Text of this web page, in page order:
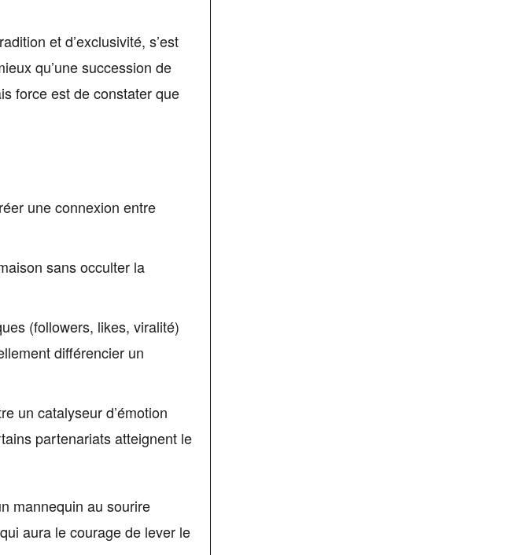
et d’exclusivité, s’est
qu’une succession de
force est de constater que
une connexion entre
sans occulter la
(followers, likes, viralité)
différencier un
un catalyseur d’émotion
partenariats atteignent le
mannequin au sourire
aura le courage de lever le